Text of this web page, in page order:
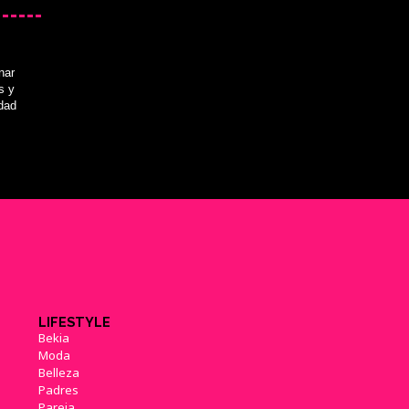
'Wolfenstein', 'Dishonored' y
'Prey' presenta su tráiler de
lanzamiento y detalla su
parche día uno
y
LIFESTYLE
Bekia
Moda
Belleza
Padres